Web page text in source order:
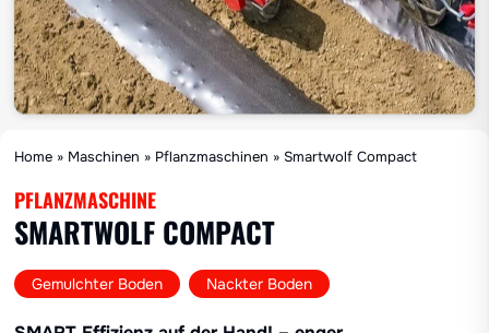
Home » Maschinen » Pflanzmaschinen » Smartwolf Compact
PFLANZMASCHINE
SMARTWOLF COMPACT
Gemulchter Boden , Nackter Boden